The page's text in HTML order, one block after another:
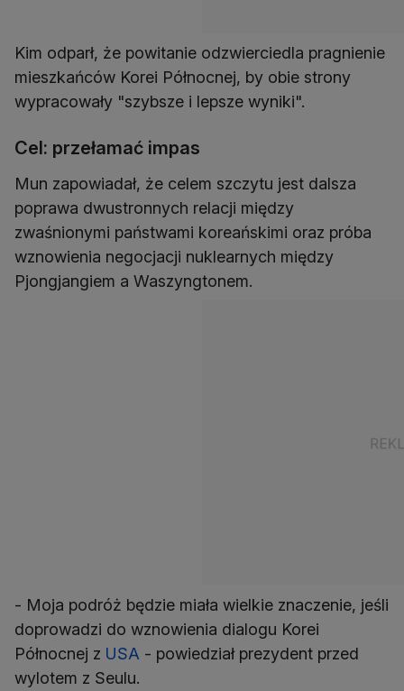
Kim odparł, że powitanie odzwierciedla pragnienie
mieszkańców Korei Północnej, by obie strony
wypracowały "szybsze i lepsze wyniki".
Cel: przełamać impas
Mun zapowiadał, że celem szczytu jest dalsza
poprawa dwustronnych relacji między
zwaśnionymi państwami koreańskimi oraz próba
wznowienia negocjacji nuklearnych między
Pjongjangiem a Waszyngtonem.
- Moja podróż będzie miała wielkie znaczenie, jeśli
doprowadzi do wznowienia dialogu Korei
Północnej z USA - powiedział prezydent przed
wylotem z Seulu.